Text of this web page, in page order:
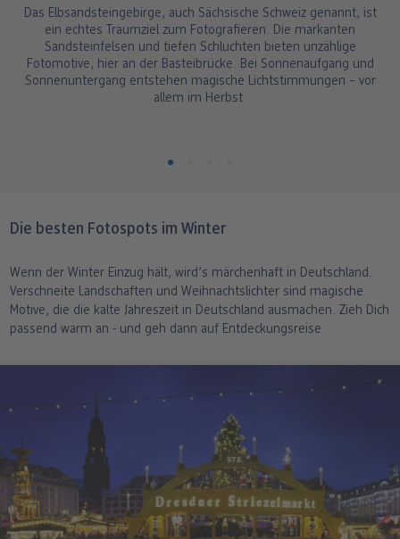
Das Elbsandsteingebirge, auch Sächsische Schweiz genannt, ist
ein echtes Traumziel zum Fotografieren. Die markanten
Sandsteinfelsen und tiefen Schluchten bieten unzählige
Fotomotive, hier an der Basteibrücke. Bei Sonnenaufgang und
Sonnenuntergang entstehen magische Lichtstimmungen – vor
allem im Herbst.
Die besten Fotospots im Winter
Wenn der Winter Einzug hält, wird’s märchenhaft in Deutschland.
Verschneite Landschaften und Weihnachtslichter sind magische
Motive, die die kalte Jahreszeit in Deutschland ausmachen. Zieh Dich
passend warm an - und geh dann auf Entdeckungsreise.